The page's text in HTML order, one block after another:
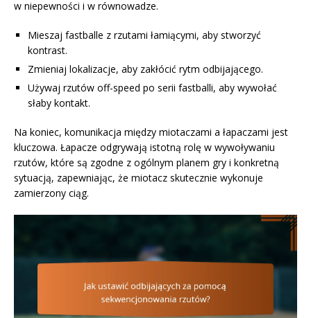
w niepewności i w równowadze.
Mieszaj fastballe z rzutami łamiącymi, aby stworzyć
kontrast.
Zmieniaj lokalizacje, aby zakłócić rytm odbijającego.
Używaj rzutów off-speed po serii fastballi, aby wywołać
słaby kontakt.
Na koniec, komunikacja między miotaczami a łapaczami jest
kluczowa. Łapacze odgrywają istotną rolę w wywoływaniu
rzutów, które są zgodne z ogólnym planem gry i konkretną
sytuacją, zapewniając, że miotacz skutecznie wykonuje
zamierzony ciąg.